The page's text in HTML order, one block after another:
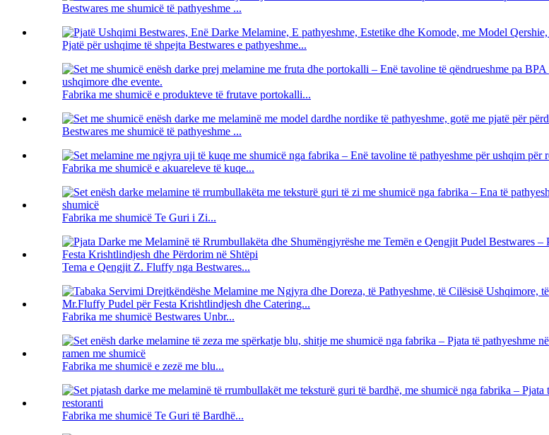
Bestwares me shumicë të pathyeshme ...
Pjatë për ushqime të shpejta Bestwares e pathyeshme...
Fabrika me shumicë e produkteve të frutave portokalli...
Bestwares me shumicë të pathyeshme ...
Fabrika me shumicë e akuareleve të kuqe...
Fabrika me shumicë Te Guri i Zi...
Tema e Qengjit Z. Fluffy nga Bestwares...
Fabrika me shumicë Bestwares Unbr...
Fabrika me shumicë e zezë me blu...
Fabrika me shumicë Te Guri të Bardhë...